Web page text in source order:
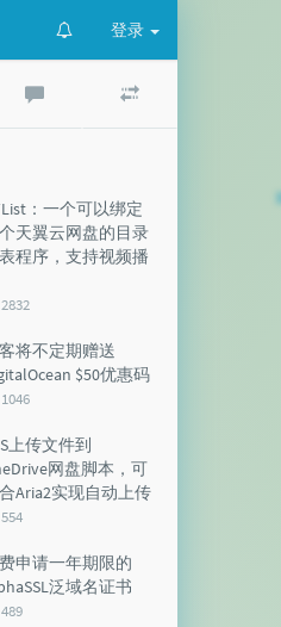
登录
评
文
：一个可以绑定
天翼云网盘的目录
程序，支持视频播
评
数：
2832
将不定期赠送
$50优惠码
评
数：
1046
上传文件到
网盘脚本，可
Aria2实现自动上传
评
数：
554
申请一年期限的
泛域名证书
评
489